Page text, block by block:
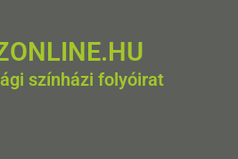
színházi folyóirat